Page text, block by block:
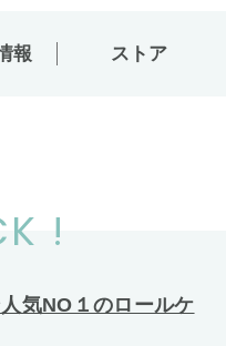
報 ストア
!
気NO１のロールケ